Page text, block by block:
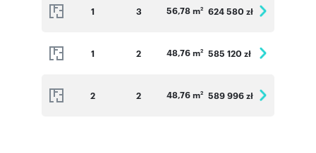
1 3 56,78 m2 624 580 zł
1 2 48,76 m2 585 120 zł
2 2 48,76 m2 589 996 zł